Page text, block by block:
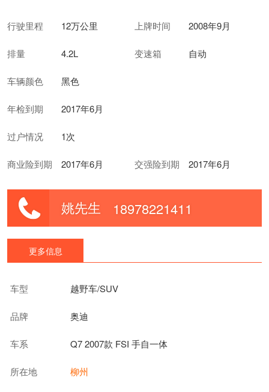
行驶里程 12万公里 上牌时间 2008年9月
排量 4.2L 变速箱 自动
车辆颜色 黑色
年检到期 2017年6月
过户情况 1次
商业险到期 2017年6月 交强险到期 2017年6月
姚先生 18978221411
更多信息
车型 越野车/SUV
品牌 奥迪
车系 Q7 2007款 FSI 手自一体
所在地 柳州